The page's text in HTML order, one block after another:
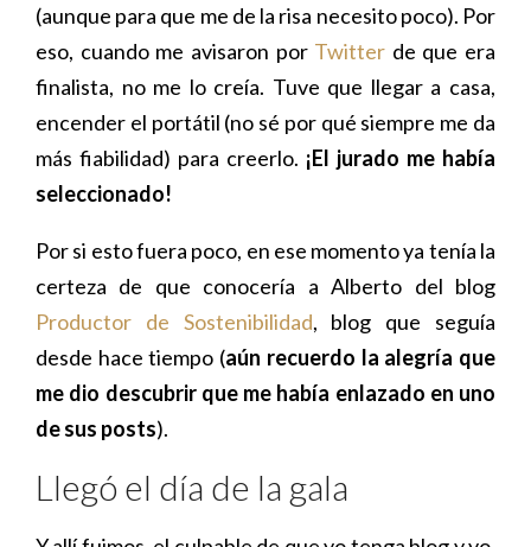
(aunque para que me de la risa necesito poco). Por
eso, cuando me avisaron por Twitter de que era
finalista, no me lo creía. Tuve que llegar a casa,
encender el portátil (no sé por qué siempre me da
más fiabilidad) para creerlo. ¡El jurado me había
seleccionado!
Por si esto fuera poco, en ese momento ya tenía la
certeza de que conocería a Alberto del blog
Productor de Sostenibilidad, blog que seguía
desde hace tiempo (aún recuerdo la alegría que
me dio descubrir que me había enlazado en uno
de sus posts).
Llegó el día de la gala